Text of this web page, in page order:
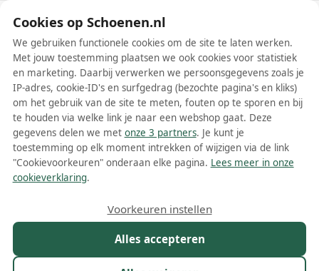
Schoenen.nl
Wis filters Alle filters
Develab meisjesschoenen
Develab meisjesschoenen zijn een perfecte combinatie van stijl,
comfort en kwaliteit. Het merk richt zich op het ontwerpen van
hun actieve en avontuurlijke levensstijl. Een belangrijk kenmerk van
Develab schoenen is dat ze gemaakt zijn van hoogwaardige
materialen, zodat ze lang meegaan en bestand zijn tegen slijtage
door dagelijks gebruik. Bovendien zijn deze schoenen ontworpen
Boots Enkellaarsjes
Cookies op Schoenen.nl
We gebruiken functionele cookies om de site te laten werken.
Met jouw toestemming plaatsen we ook cookies voor statistiek
en marketing. Daarbij verwerken we persoonsgegevens zoals je
IP-adres, cookie-ID's en surfgedrag (bezochte pagina's en kliks)
om het gebruik van de site te meten, fouten op te sporen en bij
te houden via welke link je naar een webshop gaat. Deze
gegevens delen we met onze 3 partners. Je kunt je
toestemming op elk moment intrekken of wijzigen via de link
"Cookievoorkeuren" onderaan elke pagina. Lees meer in onze
cookieverklaring.
Alles accepteren
Voorkeuren instellen